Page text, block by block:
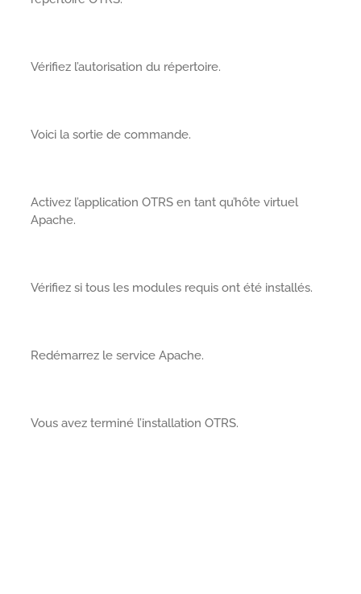
Vérifiez l’autorisation du répertoire.
Voici la sortie de commande.
Activez l’application OTRS en tant qu’hôte virtuel
Apache.
Vérifiez si tous les modules requis ont été installés.
Redémarrez le service Apache.
Vous avez terminé l’installation OTRS.